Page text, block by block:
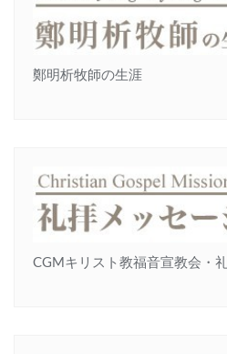
鄭明析牧師の生涯
CGMキリスト教福音宣教会・